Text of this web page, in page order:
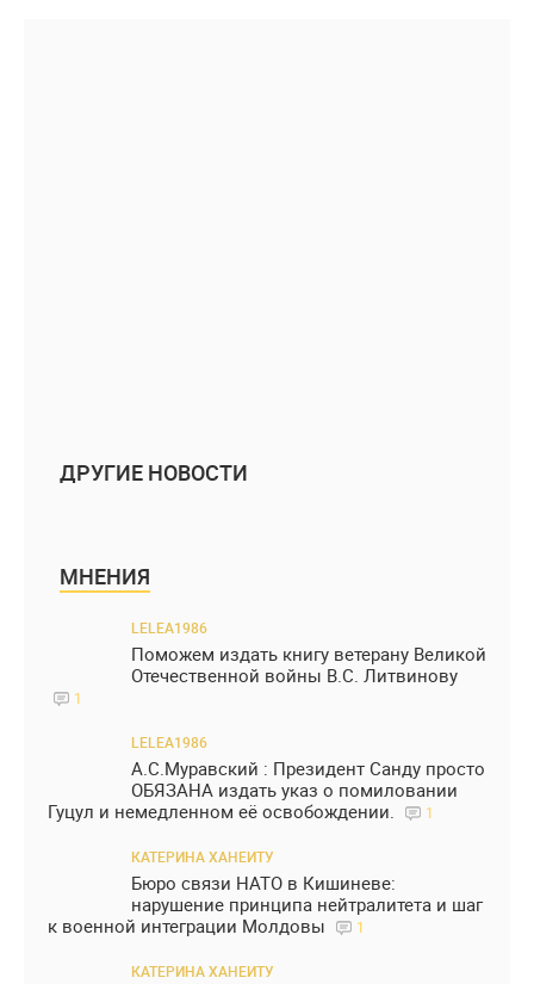
ДРУГИЕ НОВОСТИ
МНЕНИЯ
LELEA1986
Поможем издать книгу ветерану Великой
Отечественной войны В.С. Литвинову
1
LELEA1986
А.С.Муравский : Президент Санду просто
ОБЯЗАНА издать указ о помиловании
Гуцул и немедленном её освобождении.
1
КАТЕРИНА ХАНЕИТУ
Бюро связи НАТО в Кишиневе:
нарушение принципа нейтралитета и шаг
к военной интеграции Молдовы
1
КАТЕРИНА ХАНЕИТУ